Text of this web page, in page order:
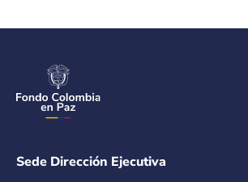
Sede Dirección Ejecutiva